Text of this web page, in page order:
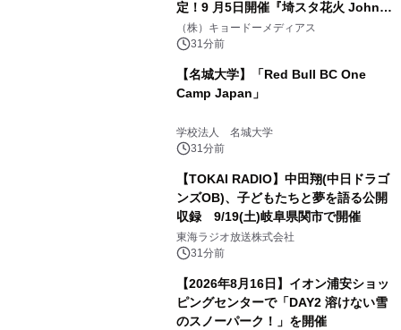
定！9 月5日開催『埼スタ花火 John
Williams Fireworks 2026』を大迫力
のパフォーマンスで熱く盛り上げる！
（株）キョードーメディアス
31分前
【名城大学】「Red Bull BC One
Camp Japan」
学校法人 名城大学
31分前
【TOKAI RADIO】中田翔(中日ドラゴ
ンズOB)、子どもたちと夢を語る公開
収録 9/19(土)岐阜県関市で開催
東海ラジオ放送株式会社
31分前
【2026年8月16日】イオン浦安ショッ
ピングセンターで「DAY2 溶けない雪
のスノーパーク！」を開催